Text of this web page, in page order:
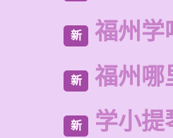
新 福州学
新 福州哪
新 学小提